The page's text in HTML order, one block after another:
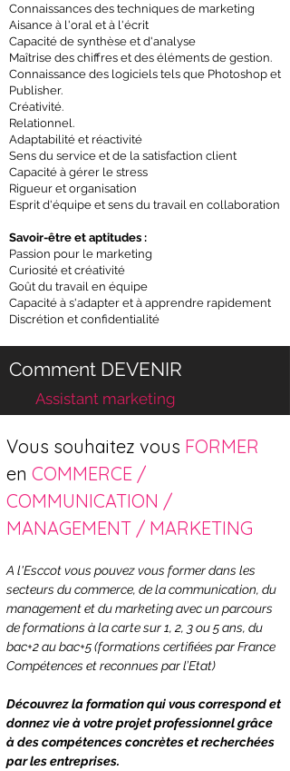
Connaissances des techniques de marketing
Aisance à l'oral et à l'écrit
Capacité de synthèse et d'analyse
Maîtrise des chiffres et des éléments de gestion.
Connaissance des logiciels tels que Photoshop et
Publisher.
Créativité.
Relationnel.
Adaptabilité et réactivité
Sens du service et de la satisfaction client
Capacité à gérer le stress
Rigueur et organisation
Esprit d'équipe et sens du travail en collaboration
Savoir-être et aptitudes :
Passion pour le marketing
Curiosité et créativité
Goût du travail en équipe
Capacité à s'adapter et à apprendre rapidement
Discrétion et confidentialité
Comment DEVENIR
Assistant marketing
Vous souhaitez vous FORMER
en COMMERCE /
COMMUNICATION /
MANAGEMENT / MARKETING
A l'Esccot vous pouvez vous former dans les
secteurs du commerce, de la communication, du
management et du marketing avec un parcours
de formations à la carte sur 1, 2, 3 ou 5 ans, du
bac+2 au bac+5 (formations certifiées par France
Compétences et reconnues par l’Etat)
Découvrez la formation qui vous correspond et
donnez vie à votre projet professionnel grâce
à des compétences concrètes et recherchées
par les entreprises.